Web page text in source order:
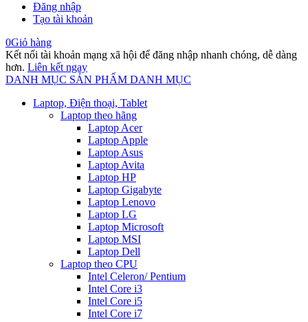
Đăng nhập
Tạo tài khoản
0Giỏ hàng
Kết nối tài khoản mạng xã hội để đăng nhập nhanh chóng, dễ dàng
hơn. Liên kết ngay
DANH MỤC SẢN PHẨM DANH MỤC
Laptop, Điện thoại, Tablet
Laptop theo hãng
Laptop Acer
Laptop Apple
Laptop Asus
Laptop Avita
Laptop HP
Laptop Gigabyte
Laptop Lenovo
Laptop LG
Laptop Microsoft
Laptop MSI
Laptop Dell
Laptop theo CPU
Intel Celeron/ Pentium
Intel Core i3
Intel Core i5
Intel Core i7